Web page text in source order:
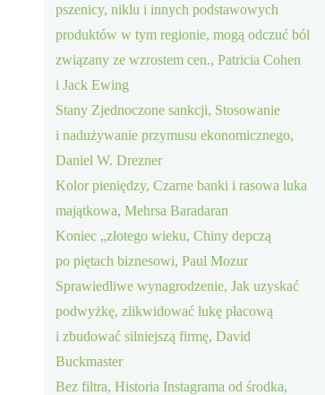
pszenicy, niklu i innych podstawowych
produktów w tym regionie, mogą odczuć ból
związany ze wzrostem cen., Patricia Cohen
i Jack Ewing
Stany Zjednoczone sankcji, Stosowanie
i nadużywanie przymusu ekonomicznego,
Daniel W. Drezner
Kolor pieniędzy, Czarne banki i rasowa luka
majątkowa, Mehrsa Baradaran
Koniec „złotego wieku, Chiny depczą
po piętach biznesowi, Paul Mozur
Sprawiedliwe wynagrodzenie, Jak uzyskać
podwyżkę, zlikwidować lukę płacową
i zbudować silniejszą firmę, David
Buckmaster
Bez filtra, Historia Instagrama od środka,